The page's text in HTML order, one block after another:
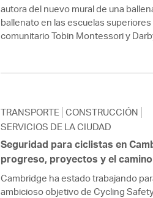
autora del nuevo mural de una
ballenato en las escuelas
comunitario Tobin Montessori y
TRANSPORTE CONSTRUCCIÓN
SERVICIOS DE LA CIUDAD
Seguridad para ciclistas en
progreso, proyectos y el
Cambridge ha estado trabajando
ambicioso objetivo de Cycling